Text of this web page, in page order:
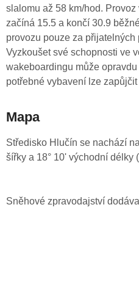
slalomu až 58 km/hod.
začíná 15.5 a končí 30.9
provozu pouze za
Vyzkoušet své schopnosti ve
wakeboardingu může
potřebné vybavení lze
Mapa
Středisko Hlučín se nachází
šířky a 18° 10' východní délky (
Sněhové zpravodajství